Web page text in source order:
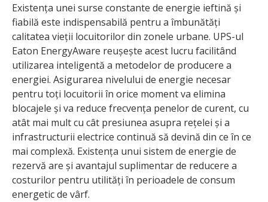
Existența unei surse constante de energie ieftină și
fiabilă este indispensabilă pentru a îmbunătăți
calitatea vieții locuitorilor din zonele urbane. UPS-ul
Eaton EnergyAware reușește acest lucru facilitând
utilizarea inteligentă a metodelor de producere a
energiei. Asigurarea nivelului de energie necesar
pentru toți locuitorii în orice moment va elimina
blocajele și va reduce frecvența penelor de curent, cu
atât mai mult cu cât presiunea asupra rețelei și a
infrastructurii electrice continuă să devină din ce în ce
mai complexă. Existența unui sistem de energie de
rezervă are și avantajul suplimentar de reducere a
costurilor pentru utilități în perioadele de consum
energetic de vârf.